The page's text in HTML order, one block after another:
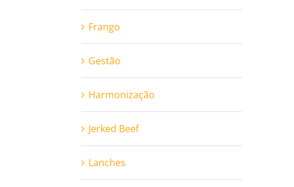
Frango
Gestão
Harmonização
Jerked Beef
Lanches